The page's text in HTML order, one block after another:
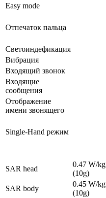
Easy mode
Отпечаток пальца
Светоиндефикация
Вибрация
Входящий звонок
Входящие
сообщения
Отображение
имени звонящего
Single-Hand режим
SAR head
0.47 W/kg
(10g)
SAR body
0.45 W/kg
(10g)